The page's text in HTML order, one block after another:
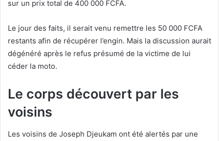
sur un prix total de 400 000 FCFA.
Le jour des faits, il serait venu remettre les 50 000 FCFA
restants afin de récupérer l’engin. Mais la discussion aurait
dégénéré après le refus présumé de la victime de lui
céder la moto.
Le corps découvert par les
voisins
Les voisins de Joseph Djeukam ont été alertés par une